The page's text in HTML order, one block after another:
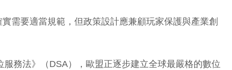
需要適當規範，但政策設計應兼顧玩家保護與產業創
務法》（DSA），歐盟正逐步建立全球最嚴格的數位